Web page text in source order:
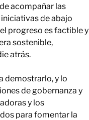
acompañar las
de abajo
progreso es factible y
sostenible,
atrás.
demostrarlo, y lo
de gobernanza y
y los
para fomentar la